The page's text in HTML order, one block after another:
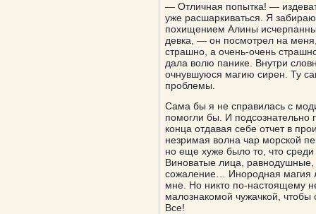
— Отличная попытка! —
уже расшаркиваться. Я
похищением Алины
девка, — он посмотрел на
страшно, а очень-очень
дала волю панике. Внутри
очнувшуюся магию сирен. Ту
проблемы.
Сама бы я не справилась с
помогли бы. И подсознательно
конца отдавая себе отчет в
незримая волна чар морской
но еще хуже было то, что
Виноватые лица, равнодушные,
сожаление… Инородная магия
мне. Но никто по-настоящему
малознакомой чужачкой,
Все!